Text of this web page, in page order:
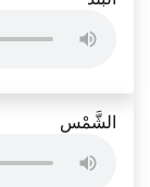
الشَّمْس